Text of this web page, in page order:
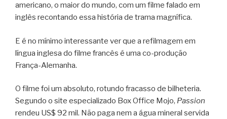
americano, o maior do mundo, com um filme falado em
inglês recontando essa história de trama magnífica.
E é no mínimo interessante ver que a refilmagem em
língua inglesa do filme francês é uma co-produção
França-Alemanha.
O filme foi um absoluto, rotundo fracasso de bilheteria.
Segundo o site especializado Box Office Mojo, Passion
rendeu US$ 92 mil. Não paga nem a água mineral servida